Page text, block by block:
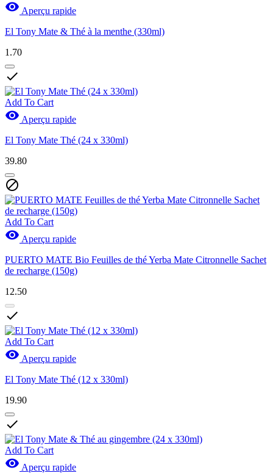
 Aperçu rapide
El Tony Mate & Thé à la menthe (330ml)
1.70

Add To Cart
 Aperçu rapide
El Tony Mate Thé (24 x 330ml)
39.80

Add To Cart
 Aperçu rapide
PUERTO MATE Bio Feuilles de thé Yerba Mate Citronnelle Sachet
de recharge (150g)
12.50

Add To Cart
 Aperçu rapide
El Tony Mate Thé (12 x 330ml)
19.90

Add To Cart
 Aperçu rapide